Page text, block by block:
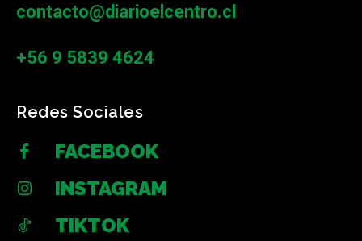
contacto@diarioelcentro.cl
+56 9 5839 4624
Redes Sociales
FACEBOOK
INSTAGRAM
TIKTOK